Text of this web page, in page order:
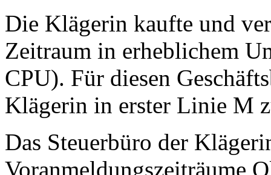
Die Klägerin kaufte und
Zeitraum in erheblichem
CPU). Für diesen
Klägerin in erster Linie M
Das Steuerbüro der
Voranmeldungszeiträume